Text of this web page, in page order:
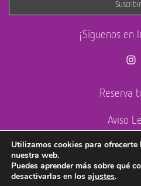
¡Síguenos en
Reserva
Aviso
Política de
Utilizamos cookies para ofrecerte
nuestra web.
Puedes aprender más sobre qué
desactivarlas en los ajustes.